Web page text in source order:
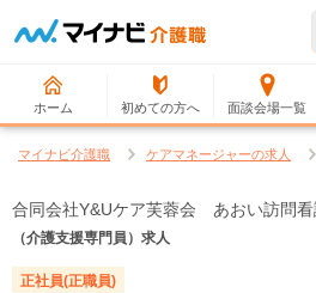
ホーム 初めての方へ 面談会場一覧
マイナビ介護職 ケアマネージャーの求人
合同会社Y&Uケア芙蓉会 あおい訪問
（介護支援専門員）求人
正社員(正職員)